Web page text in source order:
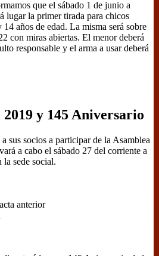
que el sábado 1 de junio a
lugar la primer tirada para chicos
años de edad. La misma será sobre
con miras abiertas. El menor deberá
responsable y el arma a usar deberá
y 145 Aniversario
sus socios a participar de la Asamblea
a cabo el sábado 27 del corriente a
la sede social.
anterior